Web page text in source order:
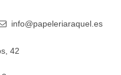
info@papeleriaraquel.es
42